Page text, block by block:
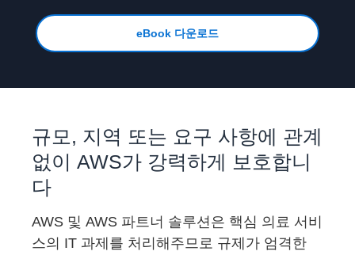
eBook 다운로드
규모, 지역 또는 요구 사항에 관계
없이 AWS가 강력하게 보호합니
다
AWS 및 AWS 파트너 솔루션은 핵심 의료 서비
스의 IT 과제를 처리해주므로 규제가 엄격한